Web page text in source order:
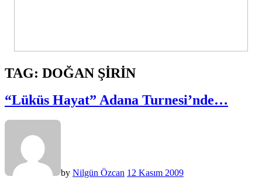
TAG: DOĞAN ŞIRIN
“Lüküs Hayat” Adana Turnesi’nde…
by Nilgün Özcan 12 Kasım 2009